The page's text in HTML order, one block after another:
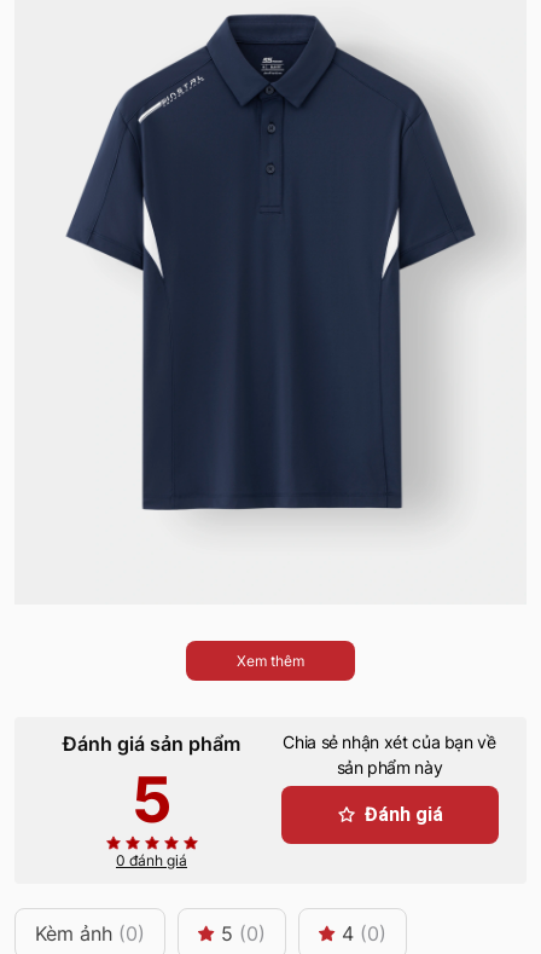
Xem thêm
Đánh giá sản phẩm
5
0 đánh giá
Chia sẻ nhận xét của bạn về
sản phẩm này
Đánh giá
Kèm ảnh (0) 5 (0) 4 (0)